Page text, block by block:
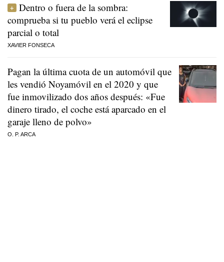
Dentro o fuera de la sombra:
comprueba si tu pueblo verá el eclipse
parcial o total
XAVIER FONSECA
Pagan la última cuota de un automóvil que
les vendió Noyamóvil en el 2020 y que
fue inmovilizado dos años después: «Fue
dinero tirado, el coche está aparcado en el
garaje lleno de polvo»
O. P. ARCA